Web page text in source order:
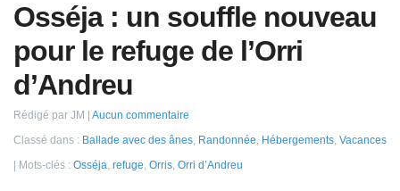
Osséja : un souffle nouveau
pour le refuge de l’Orri
d’Andreu
Rédigé par JM Aucun commentaire
Classé dans : Ballade avec des ânes Randonnée Hébergements Vacances
Mots-clés : Osséja refuge Orris Orri d’Andreu